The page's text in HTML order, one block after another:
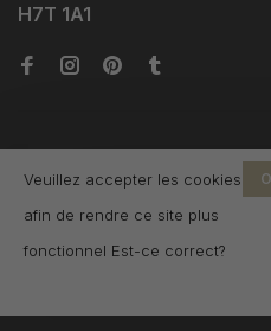
H7T 1A1
© Copyright 2026 Boutique
L'Enfantillon
Veuillez accepter les cookies
afin de rendre ce site plus
fonctionnel Est-ce correct?